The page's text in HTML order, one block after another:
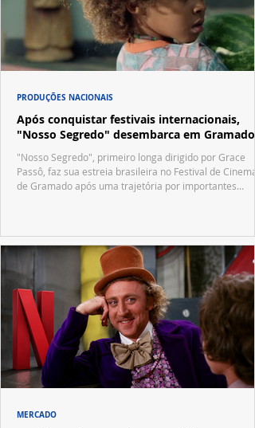
Após conquistar festivais internacionais,
"Nosso Segredo" desembarca em Gramado
"Nosso Segredo", primeiro longa dirigido por Grace
Passô, faz sua estreia brasileira no Festival de Cinema
de Gramado após uma trajetória por importantes
PRODUÇÕES NACIONAIS
MERCADO